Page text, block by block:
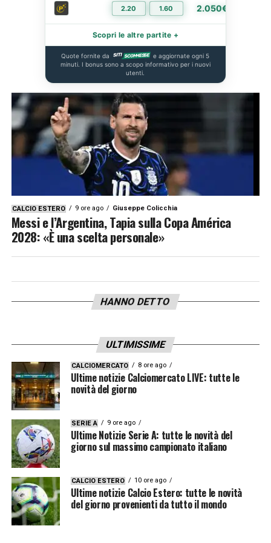
2.20 1.60 2.050€
Scopri le altre partite +
Quote fornite da
e aggiornate ogni 5
minuti. I bonus sono a scopo informativo per i nuovi
utenti.
CALCIO ESTERO 9 ore ago Giuseppe Colicchia
Messi e l’Argentina, Tapia sulla Copa América
2028: «È una scelta personale»
HANNO DETTO
ULTIMISSIME
CALCIOMERCATO 8 ore ago
Ultime notizie Calciomercato LIVE: tutte le
novità del giorno
SERIE A 9 ore ago
Ultime Notizie Serie A: tutte le novità del
giorno sul massimo campionato italiano
CALCIO ESTERO 10 ore ago
Ultime notizie Calcio Estero: tutte le novità
del giorno provenienti da tutto il mondo